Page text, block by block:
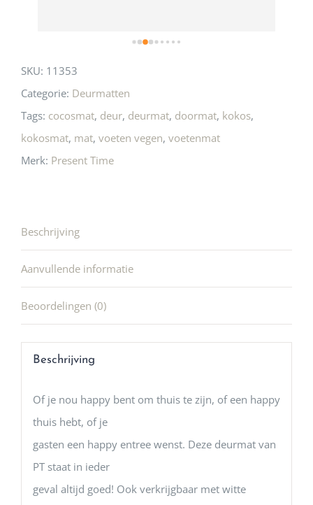
SKU: 11353
Categorie: Deurmatten
Tags: cocosmat, deur, deurmat, doormat, kokos,
kokosmat, mat, voeten vegen, voetenmat
Merk: Present Time
Beschrijving
Aanvullende informatie
Beoordelingen (0)
Beschrijving
Of je nou happy bent om thuis te zijn, of een happy
thuis hebt, of je
gasten een happy entree wenst. Deze deurmat van
PT staat in ieder
geval altijd goed! Ook verkrijgbaar met witte